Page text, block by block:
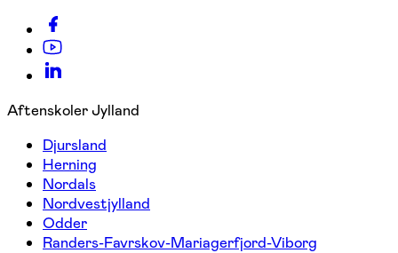
Aftenskoler Jylland
Djursland
Herning
Nordals
Nordvestjylland
Odder
Randers-Favrskov-Mariagerfjord-Viborg